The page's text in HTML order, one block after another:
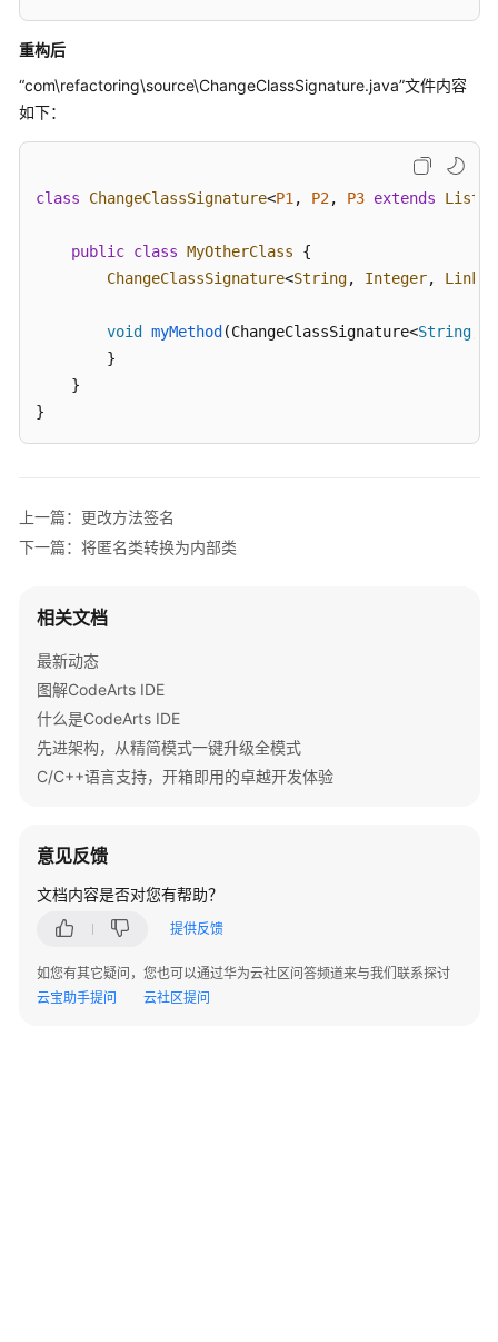
配
开
环
捷
Git
版
理
使
用
CodeArts
IDE
用
CodeArts
IDE
for
Java
重构后
“com\refactoring\source\ChangeClassSignature.java”文件内容
如下：
class ChangeClassSignature<P1, P2, P3 extends List
public class MyOtherClass {
ChangeClassSignature<String, Integer,
void myMethod (ChangeClassSignature<String
        }
    }
}
上一篇：更改方法签名
下一篇：将匿名类转换为内部类
相关文档
最新动态
图解CodeArts IDE
什么是CodeArts IDE
先进架构，从精简模式一键升级全模式
C/C++语言支持，开箱即用的卓越开发体验
意见反馈
文档内容是否对您有帮助？
提供反馈
如您有其它疑问，您也可以通过华为云社区问答频道来与我们联系探讨
云宝助手提问
云社区提问